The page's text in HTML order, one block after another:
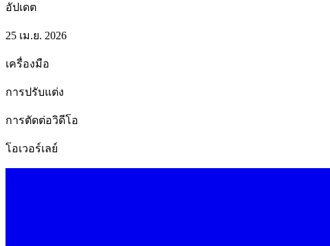
อัปเดต
25 เม.ย. 2026
เครื่องมือ
การปรับแต่ง
การตัดต่อวิดีโอ
โอเวอร์เลย์